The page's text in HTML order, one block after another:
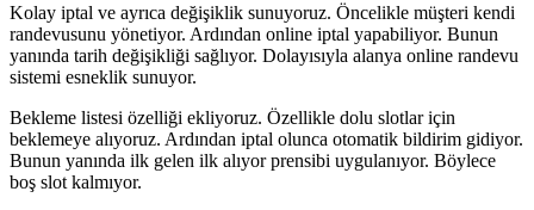
Kolay iptal ve ayrıca değişiklik sunuyoruz. Öncelikle müşteri kendi
randevusunu yönetiyor. Ardından online iptal yapabiliyor. Bunun
yanında tarih değişikliği sağlıyor. Dolayısıyla alanya online randevu
sistemi esneklik sunuyor.
Bekleme listesi özelliği ekliyoruz. Özellikle dolu slotlar için
beklemeye alıyoruz. Ardından iptal olunca otomatik bildirim gidiyor.
Bunun yanında ilk gelen ilk alıyor prensibi uygulanıyor. Böylece
boş slot kalmıyor.